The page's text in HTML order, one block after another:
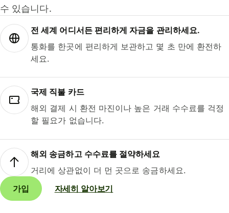
수 있습니다.
전 세계 어디서든 편리하게 자금을 관리하세요.
통화를 한곳에 편리하게 보관하고 몇 초 만에 환전하
세요.
국제 직불 카드
해외 결제 시 환전 마진이나 높은 거래 수수료를 걱정
할 필요가 없습니다.
해외 송금하고 수수료를 절약하세요
거리에 상관없이 더 먼 곳으로 송금하세요.
가입
자세히 알아보기